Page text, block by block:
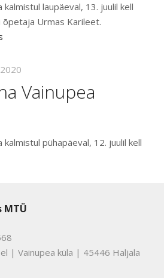
kalmistul laupäeval, 13. juulil kell
õpetaja Urmas Karileet.
Vainupea
kalmistul pühapäeval, 12. juulil kell
MTÜ
| Vainupea küla | 45446 Haljala